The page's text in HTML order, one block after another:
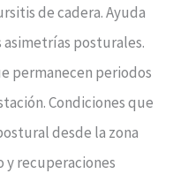
de cadera. Ayuda
asimetrías posturales.
permanecen periodos
Condiciones que
desde la zona
y recuperaciones